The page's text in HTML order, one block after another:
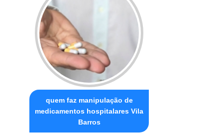
quem faz manipulação de
medicamentos hospitalares Vila
Barros